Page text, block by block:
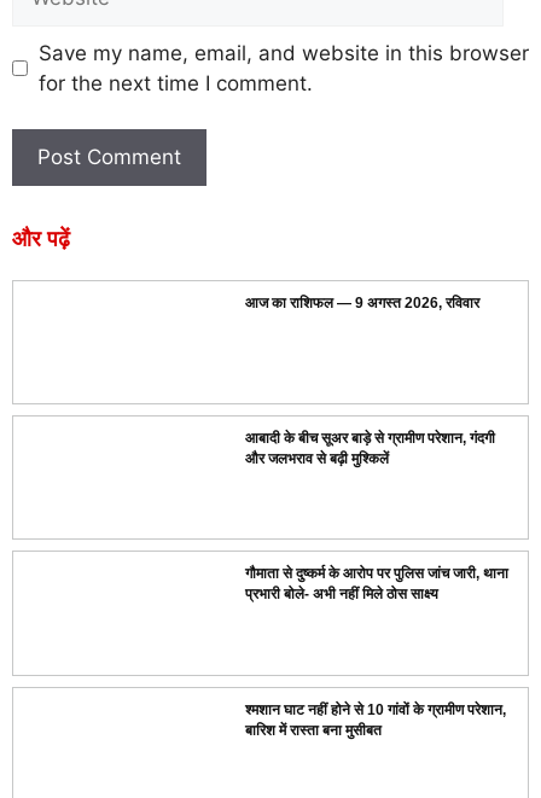
Save my name, email, and website in this browser
for the next time I comment.
और पढ़ें
आज का राशिफल — 9 अगस्त 2026, रविवार
आबादी के बीच सूअर बाड़े से ग्रामीण परेशान, गंदगी
और जलभराव से बढ़ी मुश्किलें
गौमाता से दुष्कर्म के आरोप पर पुलिस जांच जारी, थाना
प्रभारी बोले- अभी नहीं मिले ठोस साक्ष्य
श्मशान घाट नहीं होने से 10 गांवों के ग्रामीण परेशान,
बारिश में रास्ता बना मुसीबत